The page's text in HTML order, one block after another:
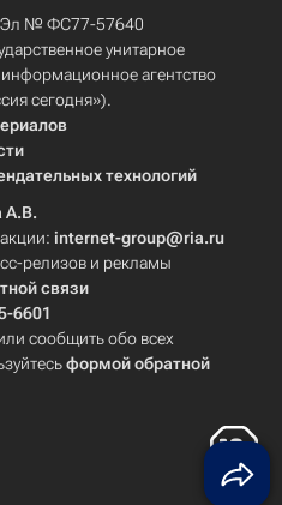
Эл № ФС77-57640
унитарное
агентство
сегодня»).
технологий
А.В.
internet-group@ria.ru
релизов и рекламы
связи
6601
сообщить обо всех
формой обратной